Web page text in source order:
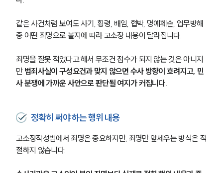
같은 사건처럼 보여도 사기, 횡령, 배임, 협박, 명예훼손, 업무방해
중 어떤 죄명으로 볼지에 따라 고소장 내용이 달라집니다.
죄명을 잘못 적었다고 해서 무조건 접수가 되지 않는 것은 아니지
만 범죄사실이 구성요건과 맞지 않으면 수사 방향이 흐려지고, 민
사 분쟁에 가까운 사안으로 판단될 여지가 커집니다.
정확히 써야 하는 행위 내용
고소장작성법에서 죄명은 중요하지만, 죄명만 앞세우는 방식은 적
절하지 않습니다.